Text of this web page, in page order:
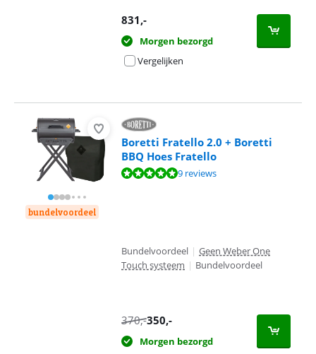
831,-
Morgen bezorgd
Vergelijken
bundelvoordeel
Boretti Fratello 2.0 + Boretti
BBQ Hoes Fratello
Beoordeling is 9,5 van de 10, gebaseerd op 9 reviews.
9 reviews
Bundelvoordeel | Geen Weber One
Touch systeem | Bundelvoordeel
370,-350,-
Morgen bezorgd